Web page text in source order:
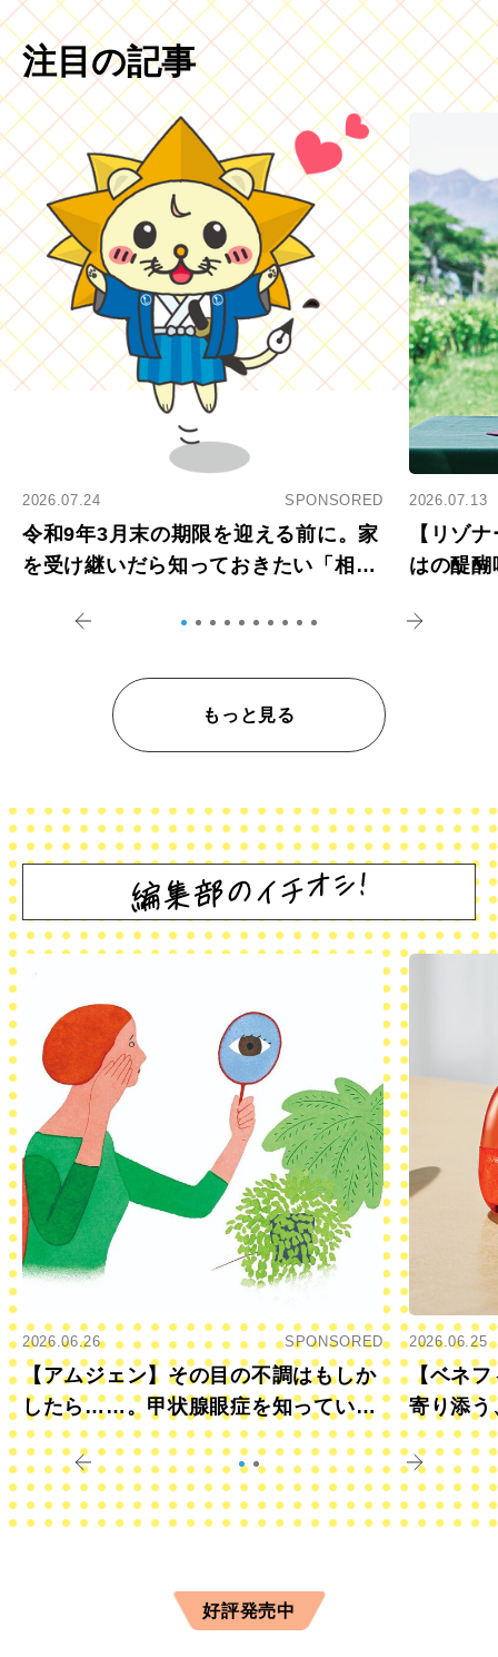
注目の記事
2026.07.24 SPONSORED
令和9年3月末の期限を迎える前に。家
を受け継いだら知っておきたい「相続
2026.07.13
【リゾ
はの醍
もっと見る
2026.06.26 SPONSORED
【アムジェン】その目の不調はもしか
したら……。甲状腺眼症を知っていま
すか？
2026.06.25
【ベネフ
寄り添う
きに
好評発売中